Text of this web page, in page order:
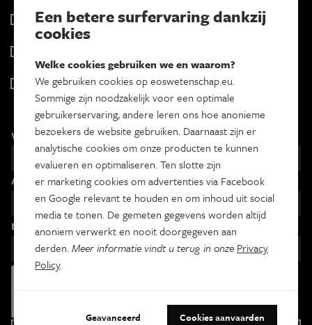
Tracé
Wekelijks
Tweewekelijks
Iedereen wetenschapper
Maandelijks
Voornaam
Achternaam
Email
Een betere surfervaring dankzij
cookies
Welke cookies gebruiken we en waarom?
We gebruiken cookies op eoswetenschap.eu.
Sommige zijn noodzakelijk voor een optimale
gebruikerservaring, andere leren ons hoe anonieme
bezoekers de website gebruiken. Daarnaast zijn er
analytische cookies om onze producten te kunnen
evalueren en optimaliseren. Ten slotte zijn
er marketing cookies om advertenties via Facebook
en Google relevant te houden en om inhoud uit social
media te tonen. De gemeten gegevens worden altijd
anoniem verwerkt en nooit doorgegeven aan
derden.Meer informatie vindt u terug in onze Privacy
Policy.
Geavanceerd Cookies aanvaarden